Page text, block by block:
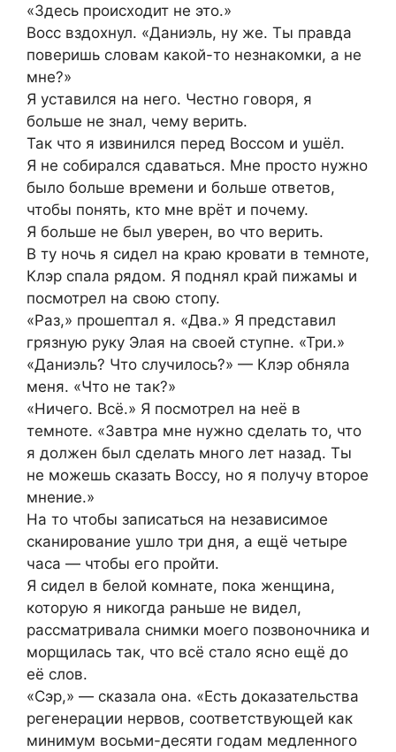
«Здесь происходит не это.»
Восс вздохнул. «Даниэль, ну же. Ты правда
поверишь словам какой-то незнакомки, а не
мне?»
Я уставился на него. Честно говоря, я
больше не знал, чему верить.
Так что я извинился перед Воссом и ушёл.
Я не собирался сдаваться. Мне просто нужно
было больше времени и больше ответов,
чтобы понять, кто мне врёт и почему.
Я больше не был уверен, во что верить.
В ту ночь я сидел на краю кровати в темноте,
Клэр спала рядом. Я поднял край пижамы и
посмотрел на свою стопу.
«Раз,» прошептал я. «Два.» Я представил
грязную руку Элая на своей ступне. «Три.»
«Даниэль? Что случилось?» — Клэр обняла
меня. «Что не так?»
«Ничего. Всё.» Я посмотрел на неё в
темноте. «Завтра мне нужно сделать то, что
я должен был сделать много лет назад. Ты
не можешь сказать Воссу, но я получу второе
мнение.»
На то чтобы записаться на независимое
сканирование ушло три дня, а ещё четыре
часа — чтобы его пройти.
Я сидел в белой комнате, пока женщина,
которую я никогда раньше не видел,
рассматривала снимки моего позвоночника и
морщилась так, что всё стало ясно ещё до
её слов.
«Сэр,» — сказала она. «Есть доказательства
регенерации нервов, соответствующей как
минимум восьми-десяти годам медленного